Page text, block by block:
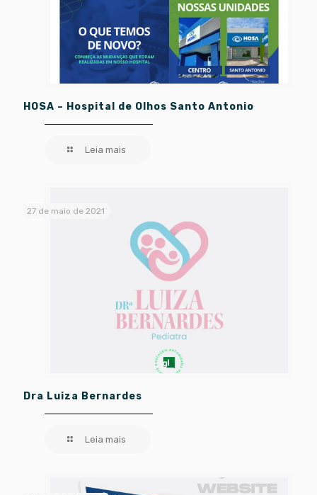
HOSA – Hospital de Olhos Santo Antonio
Leia mais
27 de maio de 2021
Dra Luiza Bernardes
Leia mais